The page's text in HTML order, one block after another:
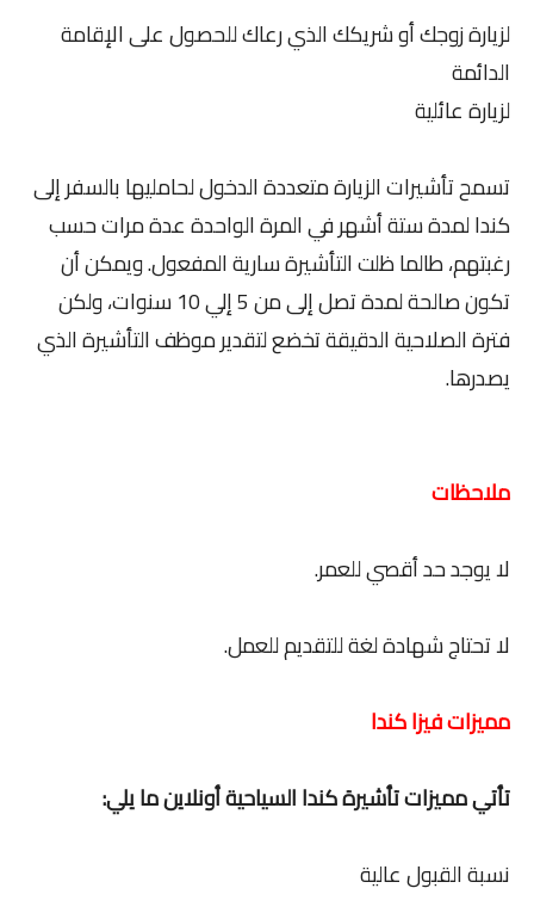
لزيارة زوجك أو شريكك الذي رعاك للحصول على الإقامة
الدائمة
لزيارة عائلية
تسمح تأشيرات الزيارة متعددة الدخول لحامليها بالسفر إلى
كندا لمدة ستة أشهر في المرة الواحدة عدة مرات حسب
رغبتهم، طالما ظلت التأشيرة سارية المفعول. ويمكن أن
تكون صالحة لمدة تصل إلى من 5 إلي 10 سنوات، ولكن
فترة الصلاحية الدقيقة تخضع لتقدير موظف التأشيرة الذي
يصدرها.
ملاحظات
لا يوجد حد أقصي للعمر.
لا تحتاج شهادة لغة للتقديم للعمل.
مميزات فيزا كندا
تأتي مميزات تأشيرة كندا السياحية أونلاين ما يلي:
نسبة القبول عالية